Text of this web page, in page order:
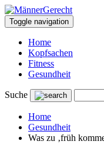
Toggle navigation
Home
Kopfsachen
Fitness
Gesundheit
Suche
Home
Gesundheit
Was zu ‚früh